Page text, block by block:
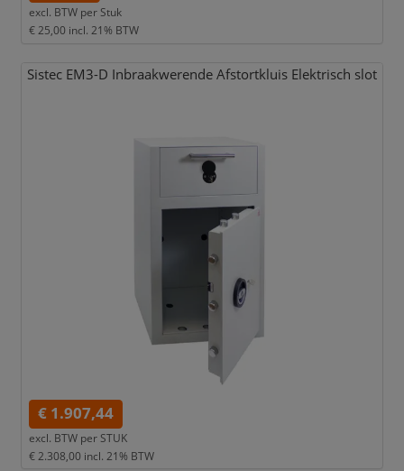
excl. BTW per Stuk
€ 25,00 incl. 21% BTW
Sistec EM3-D Inbraakwerende Afstortkluis Elektrisch slot
€ 1.907,44
excl. BTW per STUK
€ 2.308,00 incl. 21% BTW